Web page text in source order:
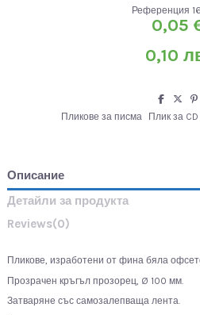
Референция
0,05
0,10
Пликове за писма Плик за CD
Описание
Детайли за продукта
Reviews(0)
Пликове, изработени от фина бяла
Прозрачен кръгъл прозорец, Ø 100 мм.
Затваряне със самозалепваща лента.